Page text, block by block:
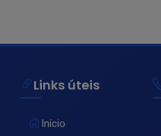
Links úteis
Início